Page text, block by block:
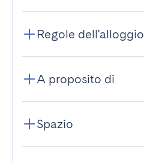
Regole dell'alloggio
A proposito di
Spazio